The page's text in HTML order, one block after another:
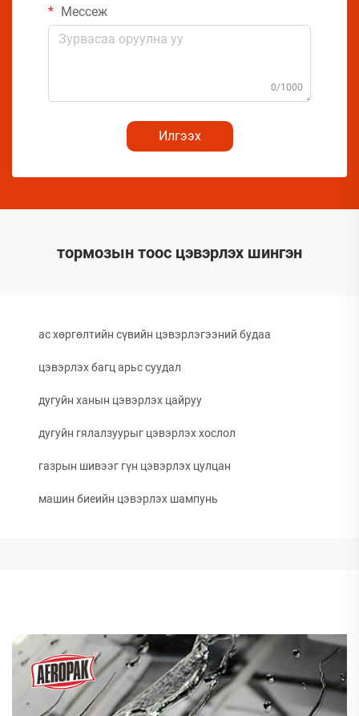
Мессеж
0/1000
Илгээх
тормозын тоос цэвэрлэх шингэн
ac хөргөлтийн сүвийн цэвэрлэгээний будаа
цэвэрлэх багц арьс суудал
дугуйн ханын цэвэрлэх цайруу
дугуйн гялалзуурыг цэвэрлэх хослол
газрын шивээг гүн цэвэрлэх цулцан
машин биеийн цэвэрлэх шампунь